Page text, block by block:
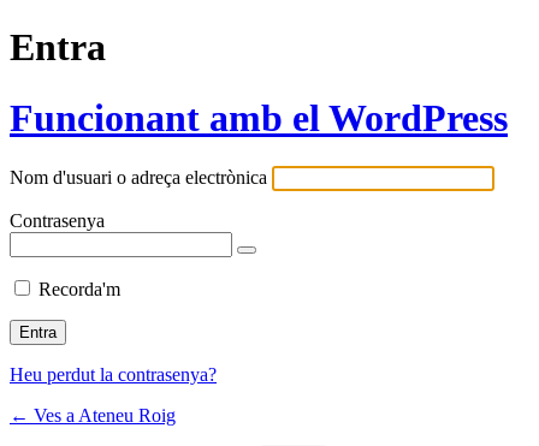
Entra
Funcionant amb el WordPress
Nom d'usuari o adreça electrònica
Contrasenya
Recorda'm
Heu perdut la contrasenya?
← Ves a Ateneu Roig